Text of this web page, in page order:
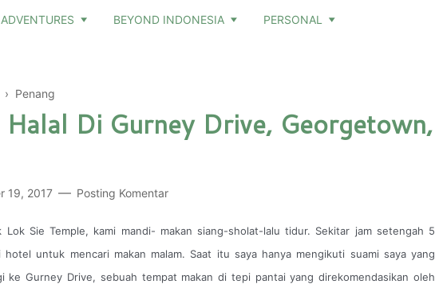
ADVENTURES BEYOND INDONESIA PERSONAL
› Penang
Halal Di Gurney Drive, Georgetown,
19, 2017 Posting Komentar
Lok Sie Temple, kami mandi- makan siang-sholat-lalu tidur. Sekitar jam setengah 5
untuk mencari makan malam. Saat itu saya hanya mengikuti suami saya yang
ke Gurney Drive, sebuah tempat makan di tepi pantai yang direkomendasikan oleh